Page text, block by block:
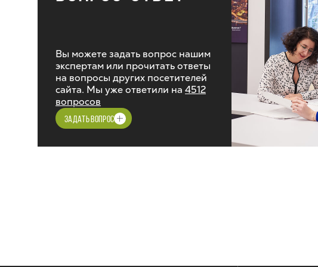
Вы можете задать вопрос нашим
экспертам или прочитать ответы
на вопросы других посетителей
сайта. Мы уже ответили на 4512
вопросов
ЗАДАТЬ ВОПРОС